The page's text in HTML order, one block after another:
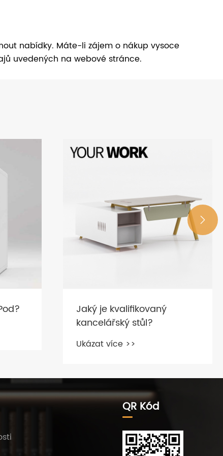
nabídky. Máte-li zájem o nákup vysoce
uvedených na webové stránce.
Tipy pro výběr praktického
kancelářského nábytku?
Ukázat více >>

QR Kód